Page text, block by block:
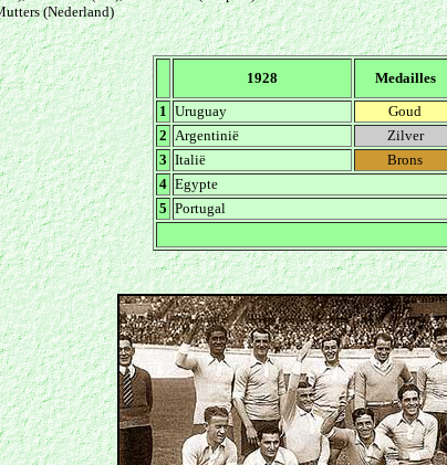
(Nederland)
1928 Medailles
1 Uruguay Goud
2 Argentinië Zilver
3 Italië Brons
4 Egypte
5 Portugal